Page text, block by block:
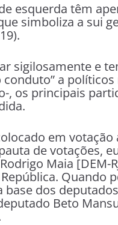
esquerda têm
simboliza a sui
sigilosamente e
conduto” a
, os principais
em
de votações,
Maia [DEM-
Quando
base dos
Beto